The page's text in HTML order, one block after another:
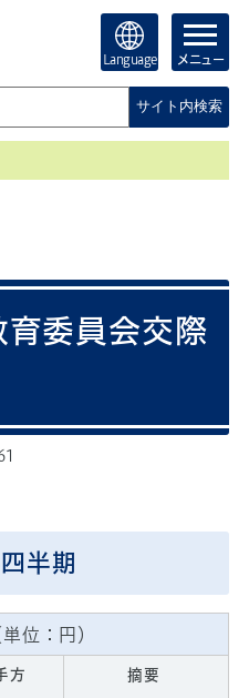
Language メニュー
サイト内検索
委員会交際
半期
位：円）
方 摘要